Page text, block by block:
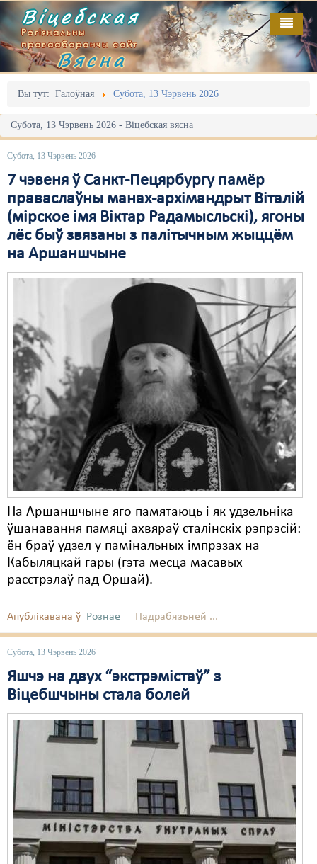
Віцебская
Рэгіянальны
праваабарончы сайт
Вясна
Вы тут: Галоўная Субота, 13 Чэрвень 2026
Субота, 13 Чэрвень 2026 - Віцебская вясна
Субота, 13 Чэрвень 2026
7 чэвеня ў Санкт-Пецярбургу памёр
праваслаўны манах-архімандрыт Віталій
(мірское імя Віктар Радамысльскі), ягоны
лёс быў звязаны з палітычным жыццём
на Аршаншчыне
На Аршаншчыне яго памятаюць і як удзельніка
ўшанавання памяці ахвяраў сталінскіх рэпрэсій:
ён браў удзел у памінальных імпрэзах на
Кабыляцкай гары (гэта месца масавых
расстрэлаў пад Оршай).
Апублікавана ў Рознае Падрабязьней ...
Субота, 13 Чэрвень 2026
Яшчэ на двух “экстрэмістаў” з
Віцебшчыны стала болей
Галоўная
Адміністрацыйны перасьлед
Акцыі
Выбары
Грамадзянскія ініцыятывы
Дзяржава
Дыскрымінацыя
Карная псыхіятрыя
КПЧ ААН
Культурныя правы
ЛПП
Мігранты
Мірныя сходы
Палітвязьні
Праваабаронцы
Правы дзіцяці
Пэнітэнцыярная сыстэма
Свабода слова
Свабода сумленьня
Суд
Сьмяротнае пакараньне
Экалёгія
Правы працоўных
Сацыяльныя правы
Выданьні
Відэа
Пра нас
RSS